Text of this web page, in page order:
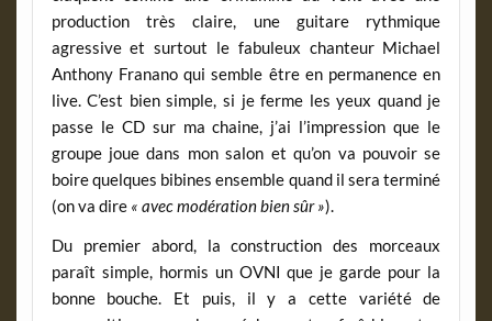
production très claire, une guitare rythmique
agressive et surtout le fabuleux chanteur Michael
Anthony Franano qui semble être en permanence en
live. C’est bien simple, si je ferme les yeux quand je
passe le CD sur ma chaine, j’ai l’impression que le
groupe joue dans mon salon et qu’on va pouvoir se
boire quelques bibines ensemble quand il sera terminé
(on va dire « avec modération bien sûr »).
Du premier abord, la construction des morceaux
paraît simple, hormis un OVNI que je garde pour la
bonne bouche. Et puis, il y a cette variété de